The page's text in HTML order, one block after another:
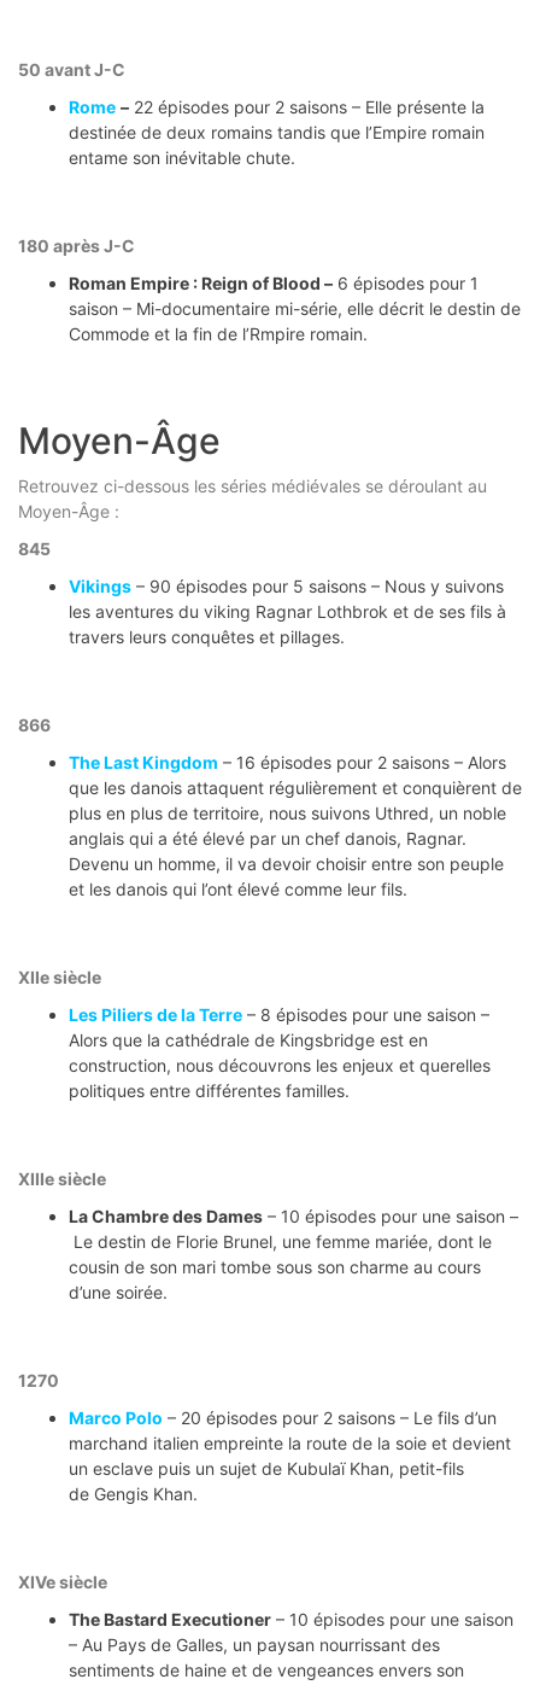
50 avant J-C
Rome – 22 épisodes pour 2 saisons – Elle présente la
destinée de deux romains tandis que l’Empire romain
entame son inévitable chute.
180 après J-C
Roman Empire : Reign of Blood – 6 épisodes pour 1
saison – Mi-documentaire mi-série, elle décrit le destin de
Commode et la fin de l’Rmpire romain.
Moyen-Âge
Retrouvez ci-dessous les séries médiévales se déroulant au
Moyen-Âge :
845
Vikings – 90 épisodes pour 5 saisons – Nous y suivons
les aventures du viking Ragnar Lothbrok et de ses fils à
travers leurs conquêtes et pillages.
866
The Last Kingdom – 16 épisodes pour 2 saisons – Alors
que les danois attaquent régulièrement et conquièrent de
plus en plus de territoire, nous suivons Uthred, un noble
anglais qui a été élevé par un chef danois, Ragnar.
Devenu un homme, il va devoir choisir entre son peuple
et les danois qui l’ont élevé comme leur fils.
XIIe siècle
Les Piliers de la Terre – 8 épisodes pour une saison –
Alors que la cathédrale de Kingsbridge est en
construction, nous découvrons les enjeux et querelles
politiques entre différentes familles.
XIIIe siècle
La Chambre des Dames – 10 épisodes pour une saison –
Le destin de Florie Brunel, une femme mariée, dont le
cousin de son mari tombe sous son charme au cours
d’une soirée.
1270
Marco Polo – 20 épisodes pour 2 saisons – Le fils d’un
marchand italien empreinte la route de la soie et devient
un esclave puis un sujet de Kubulaï Khan, petit-fils
de Gengis Khan.
XIVe siècle
The Bastard Executioner – 10 épisodes pour une saison
– Au Pays de Galles, un paysan nourrissant des
sentiments de haine et de vengeances envers son